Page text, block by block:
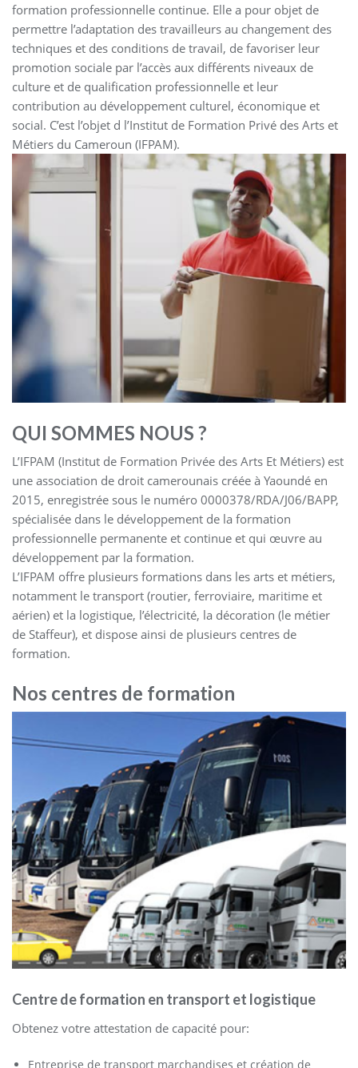
formation professionnelle continue. Elle a pour objet de
permettre l’adaptation des travailleurs au changement des
techniques et des conditions de travail, de favoriser leur
promotion sociale par l’accès aux différents niveaux de
culture et de qualification professionnelle et leur
contribution au développement culturel, économique et
social. C’est l’objet d l’Institut de Formation Privé des Arts et
Métiers du Cameroun (IFPAM).
QUI SOMMES NOUS ?
L’IFPAM (Institut de Formation Privée des Arts Et Métiers) est
une association de droit camerounais créée à Yaoundé en
2015, enregistrée sous le numéro 0000378/RDA/J06/BAPP,
spécialisée dans le développement de la formation
professionnelle permanente et continue et qui œuvre au
développement par la formation.
L’IFPAM offre plusieurs formations dans les arts et métiers,
notamment le transport (routier, ferroviaire, maritime et
aérien) et la logistique, l’électricité, la décoration (le métier
de Staffeur), et dispose ainsi de plusieurs centres de
formation.
Nos centres de formation
Centre de formation en transport et logistique
Obtenez votre attestation de capacité pour:
Entreprise de transport marchandises et création de